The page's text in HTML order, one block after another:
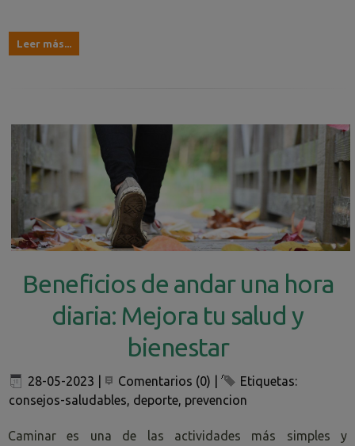
Leer más...
Beneficios de andar una hora
diaria: Mejora tu salud y
bienestar
28-05-2023 Comentarios (0)
Etiquetas:
consejos-saludables, deporte, prevencion
Caminar es una de las actividades más simples y